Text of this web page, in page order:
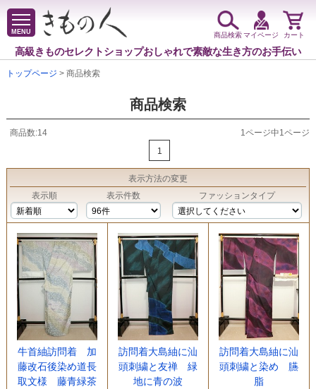
MENU
高級きものセレクトショップおしゃれで素敵な生き方のお手伝い
商品検索マイページ カート
トップページ > 商品検索
商品検索
商品数:14
1ページ中1ページ
1
表示方法の変更
表示順
表示件数 ファッションタイプ
牛首紬訪問着 加
藤改石後染め道長
取文様 藤青緑茶
訪問着大島紬に汕
頭刺繍と友禅 緑
地に青の波
訪問着大島紬に汕
頭刺繍と染め 臙
脂